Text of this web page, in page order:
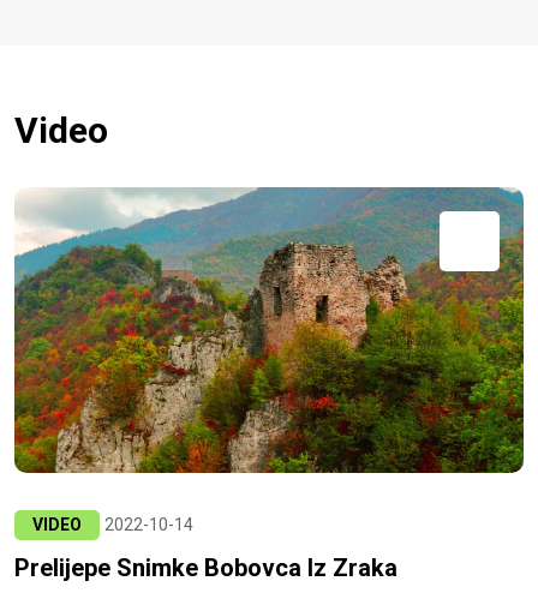
Video
VIDEO 2022-10-14
Prelijepe Snimke Bobovca Iz Zraka